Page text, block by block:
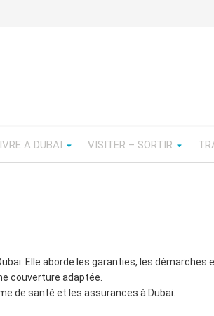
A DUBAI VISITER – SORTIR
Elle aborde les garanties, les démarches
couverture adaptée.
de santé et les assurances à Dubai.